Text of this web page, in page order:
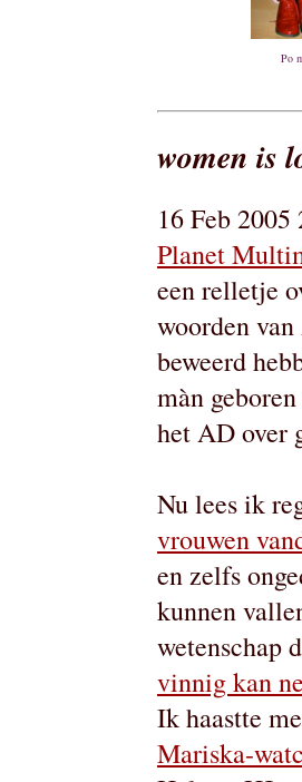
Po
women is
16 Feb 2005
Planet
een relletje
woorden
beweerd
màn
het AD over
Nu lees ik
vrouwen
en zelfs
kunnen
wetenschap
vinnig kan
Ik haastte
Mariska-